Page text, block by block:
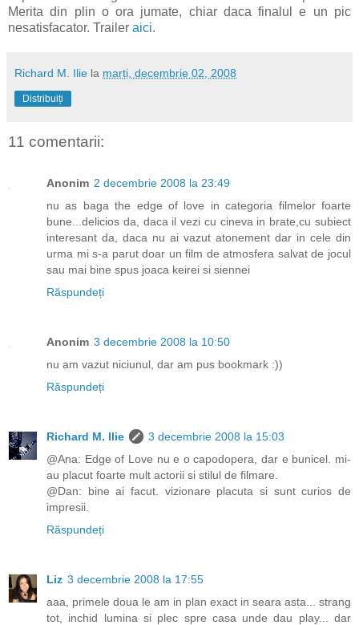
Merita din plin o ora jumate, chiar daca finalul e un pic
nesatisfacator. Trailer aici.
Richard M. Ilie la marți, decembrie 02, 2008
Distribuiți
11 comentarii:
Anonim 2 decembrie 2008 la 23:49
nu as baga the edge of love in categoria filmelor foarte
bune...delicios da, daca il vezi cu cineva in brate,cu subiect
interesant da, daca nu ai vazut atonement dar in cele din
urma mi s-a parut doar un film de atmosfera salvat de jocul
sau mai bine spus joaca keirei si siennei
Răspundeți
Anonim 3 decembrie 2008 la 10:50
nu am vazut niciunul, dar am pus bookmark :))
Răspundeți
Richard M. Ilie
3 decembrie 2008 la 15:03
@Ana: Edge of Love nu e o capodopera, dar e bunicel. mi-
au placut foarte mult actorii si stilul de filmare.
@Dan: bine ai facut. vizionare placuta si sunt curios de
impresii.
Răspundeți
Liz 3 decembrie 2008 la 17:55
aaa, primele doua le am in plan exact in seara asta... strang
tot, inchid lumina si plec spre casa unde dau play... dar